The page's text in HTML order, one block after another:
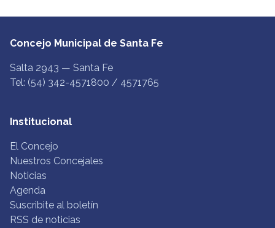
Concejo Municipal de Santa Fe
Salta 2943 — Santa Fe
Tel: (54) 342-4571800 / 4571765
Institucional
El Concejo
Nuestros Concejales
Noticias
Agenda
Suscribite al boletín
RSS de noticias